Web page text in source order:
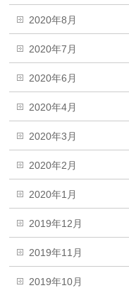
2020年8月
2020年7月
2020年6月
2020年4月
2020年3月
2020年2月
2020年1月
2019年12月
2019年11月
2019年10月